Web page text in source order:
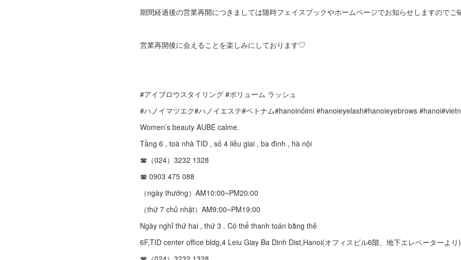
期間経過後の営業再開につきましては随時フェイスブックやホームページでお知らせしますのでご
営業再開後に会えることを楽しみにしております♡
#アイブロウスタイリング #ボリューム ラッシュ
#ハノイマツエク#ハノイエステ#ベトナム#hanoinốimi #hanoieyelash#hanoieyebrows
Women’s beauty AUBE calme.
Tầng 6 , toà nhà TID , số 4 liễu giai , ba đình , hà nội
☎︎（024）3232 1328
☎︎ 0903 475 088
（ngày thường）AM10:00~PM20:00
（thứ 7 chủ nhật）AM9;00~PM19:00
Ngày nghỉ thứ hai , thứ 3 . Có thể thanh toán bằng thẻ
6F,TID center office bldg,4 Leiu Giay Ba Dinh Dist,Hanoi(オフィスビル6階、地下エレベーターより)